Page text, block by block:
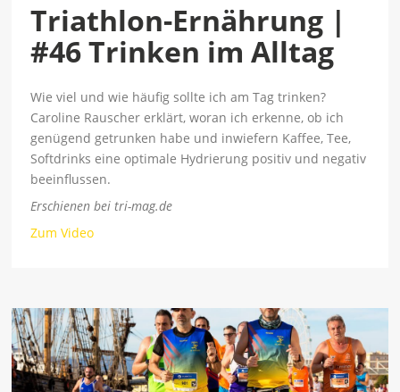
Triathlon-Ernährung |
#46 Trinken im Alltag
Wie viel und wie häufig sollte ich am Tag trinken?
Caroline Rauscher erklärt, woran ich erkenne, ob ich
genügend getrunken habe und inwiefern Kaffee, Tee,
Softdrinks eine optimale Hydrierung positiv und negativ
beeinflussen.
Erschienen bei tri-mag.de
Zum Video